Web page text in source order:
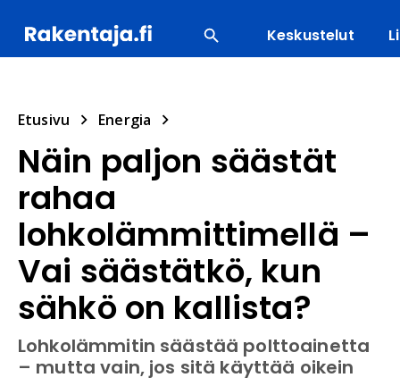
Keskustelut
Etusivu Energia
Näin paljon säästät
rahaa
lohkolämmittimellä –
Vai säästätkö, kun
sähkö on kallista?
Lohkolämmitin säästää polttoainetta
– mutta vain, jos sitä käyttää oikein